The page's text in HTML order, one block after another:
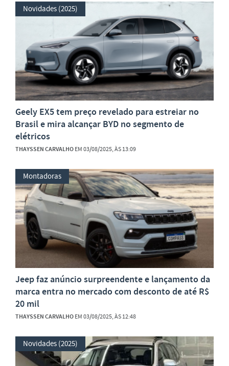
Novidades (2025)
Geely EX5 tem preço revelado para estreiar no
Brasil e mira alcançar BYD no segmento de
elétricos
THAYSSEN CARVALHOEM 03/08/2025, ÀS 13:09
Montadoras
Jeep faz anúncio surpreendente e lançamento da
marca entra no mercado com desconto de até R$
20 mil
THAYSSEN CARVALHOEM 03/08/2025, ÀS 12:48
Novidades (2025)